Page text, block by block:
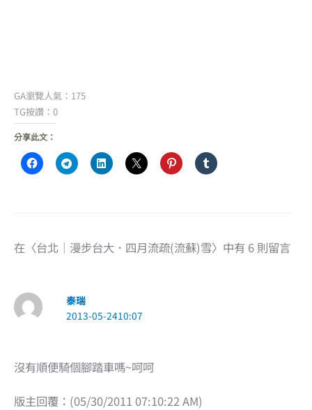
GA瀏覽人氣：175
TG按讚：0
分享此文：
在〈台北｜漫步台大．四月流疏(流蘇)雪〉中有 6 則留言
泰瑞
2013-05-2410:07
沒有順便騎個腳踏車嗎~呵呵
版主回覆：(05/30/2011 07:10:22 AM)